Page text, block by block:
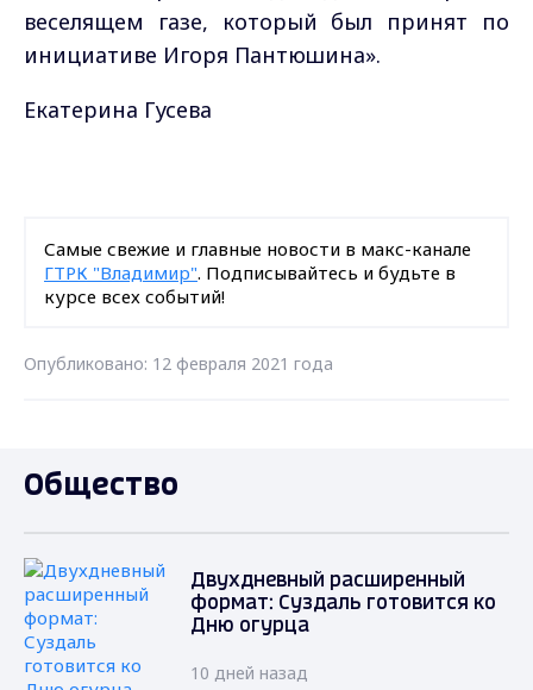
веселящем газе, который был принят по
инициативе Игоря Пантюшина».
Екатерина Гусева
Самые свежие и главные новости в макс-канале
ГТРК "Владимир". Подписывайтесь и будьте в
курсе всех событий!
Опубликовано: 12 февраля 2021 года
Общество
Двухдневный расширенный
формат: Суздаль готовится ко
Дню огурца
10 дней назад